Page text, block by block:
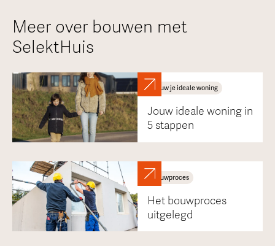
Meer over bouwen met
SelektHuis
Bouw je ideale woning
Jouw ideale woning in
5 stappen
Bouwproces
Het bouwproces
uitgelegd